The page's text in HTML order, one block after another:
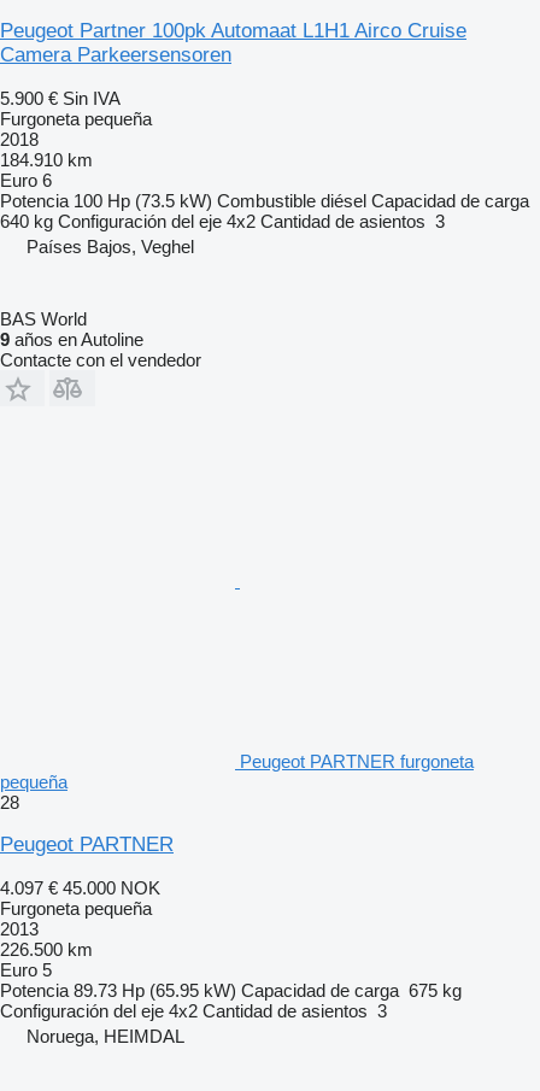
Peugeot Partner 100pk Automaat L1H1 Airco Cruise
Camera Parkeersensoren
5.900 € Sin IVA
Furgoneta pequeña
2018
184.910 km
Euro 6
Potencia 100 Hp (73.5 kW) Combustible diésel Capacidad de carga
640 kg Configuración del eje 4x2 Cantidad de asientos 3
Países Bajos, Veghel
BAS World
9 años en Autoline
Contacte con el vendedor
Peugeot PARTNER furgoneta
pequeña
28
Peugeot PARTNER
4.097 € 45.000 NOK
Furgoneta pequeña
2013
226.500 km
Euro 5
Potencia 89.73 Hp (65.95 kW) Capacidad de carga 675 kg
Configuración del eje 4x2 Cantidad de asientos 3
Noruega, HEIMDAL